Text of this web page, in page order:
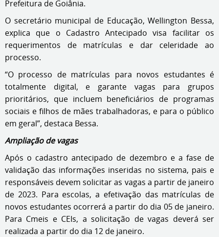
Prefeitura de Goiânia.
O secretário municipal de Educação, Wellington Bessa,
explica que o Cadastro Antecipado visa facilitar os
requerimentos de matrículas e dar celeridade ao
processo.
“O processo de matrículas para novos estudantes é
totalmente digital, e garante vagas para grupos
prioritários, que incluem beneficiários de programas
sociais e filhos de mães trabalhadoras, e para o público
em geral”, destaca Bessa.
Ampliação de vagas
Após o cadastro antecipado de dezembro e a fase de
validação das informações inseridas no sistema, pais e
responsáveis devem solicitar as vagas a partir de janeiro
de 2023. Para escolas, a efetivação das matrículas de
novos estudantes ocorrerá a partir do dia 05 de janeiro.
Para Cmeis e CEIs, a solicitação de vagas deverá ser
realizada a partir do dia 12 de janeiro.